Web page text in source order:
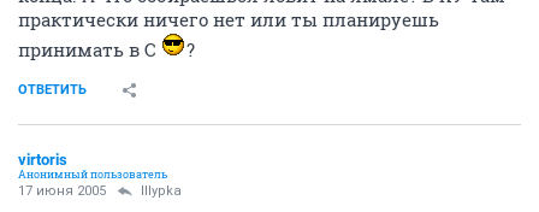
практически ничего нет или ты планируешь
принимать в С
?
ОТВЕТИТЬ
virtoris
Анонимный пользователь
17 июня 2005 IIIypka